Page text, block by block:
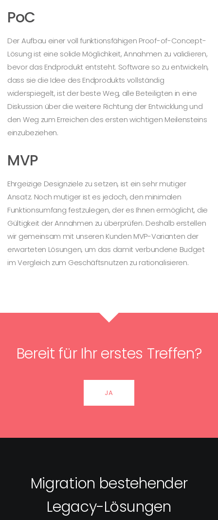
PoC
Der Aufbau einer voll funktionsfähigen Proof-of-Concept-
Lösung ist eine solide Möglichkeit, Annahmen zu validieren,
bevor das Endprodukt entsteht. Software so zu entwickeln,
dass sie die Idee des Endprodukts vollständig
widerspiegelt, ist der beste Weg, alle Beteiligten in eine
Diskussion über die weitere Richtung der Entwicklung und
den Weg zum Erreichen des ersten wichtigen Meilensteins
einzubeziehen.
MVP
Ehrgeizige Designziele zu setzen, ist ein sehr mutiger
Ansatz. Noch mutiger ist es jedoch, den minimalen
Funktionsumfang festzulegen, der es Ihnen ermöglicht, die
Gültigkeit der Annahmen zu überprüfen. Deshalb erstellen
wir gemeinsam mit unseren Kunden MVP-Varianten der
erwarteten Lösungen, um das damit verbundene Budget
im Vergleich zum Geschäftsnutzen zu rationalisieren.
Bereit für Ihr erstes Treffen?
JA
Migration bestehender
Legacy-Lösungen